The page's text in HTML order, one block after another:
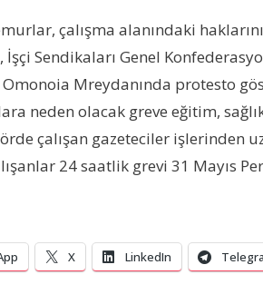
çalışma alanındaki
İşçi Sendikaları Genel
Omonoia Mreydanında protesto
neden olacak greve eğitim,
çalışan gazeteciler işlerinden
24 saatlik grevi 31 Mayıs
X LinkedIn